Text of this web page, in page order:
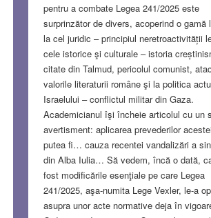
pentru a combate Legea 241/2025 este
surprinzător de divers, acoperind o gamă
la cel juridic – principiul neretroactivității
cele istorice şi culturale – istoria
citate din Talmud, pericolul comunist,
valorile literaturii române şi la politica
Israelului – conflictul militar din Gaza.
Academicianul îşi încheie articolul cu un
avertisment: aplicarea prevederilor
putea fi… cauza recentei vandalizări a
din Alba Iulia… Să vedem, încă o dată,
fost modificările esenţiale pe care Legea
241/2025, aşa-numita Lege Vexler, le-a
asupra unor acte normative deja în